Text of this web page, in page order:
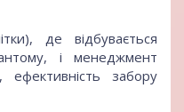
де відбувається
і менеджмент
забору